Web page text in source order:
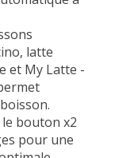
latte
et My Latte -
bouton x2
pour une